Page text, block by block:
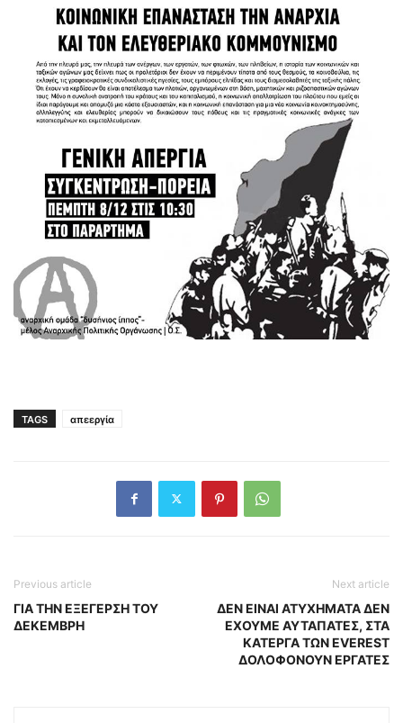
TAGS απεεργία
Previous article
ΓΙΑ ΤΗΝ ΕΞΕΓΕΡΣΗ ΤΟΥ
ΔΕΚΕΜΒΡΗ
Next article
ΔΕΝ ΕΙΝΑΙ ΑΤΥΧΗΜΑΤΑ ΔΕΝ
ΕΧΟΥΜΕ ΑΥΤΑΠΑΤΕΣ, ΣΤΑ
ΚΑΤΕΡΓΑ ΤΩΝ EVEREST
ΔΟΛΟΦΟΝΟΥΝ ΕΡΓΑΤΕΣ